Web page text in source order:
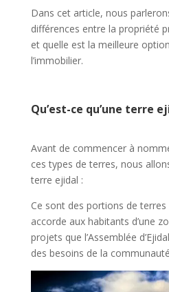
Dans cet article, nous
différences entre la propriété
et quelle est la meilleure
l’immobilier.
Qu’est-ce qu’une terre
Avant de commencer à
ces types de terres, nous
terre ejidal :
Ce sont des portions de
accorde aux habitants d’une
projets que l’Assemblée
des besoins de la